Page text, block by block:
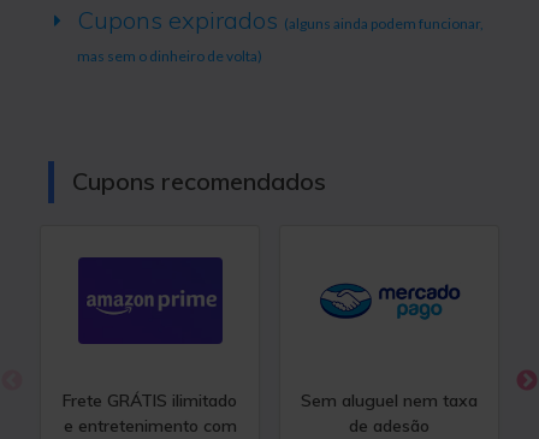
Cupons expirados (alguns ainda podem funcionar,
mas sem o dinheiro de volta)
Cupons recomendados
Frete GRÁTIS ilimitado
e entretenimento com
Sem aluguel nem taxa
de adesão